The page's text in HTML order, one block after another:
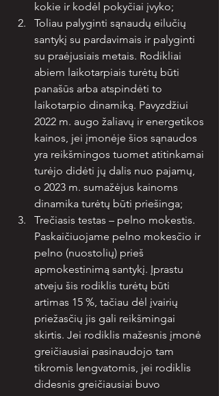
kokie ir kodėl pokyčiai įvyko;
Toliau palyginti sąnaudų eilučių
santykį su pardavimais ir palyginti
su praėjusiais metais. Rodikliai
abiem laikotarpiais turėtų būti
panašūs arba atspindėti to
laikotarpio dinamiką. Pavyzdžiui
2022 m. augo žaliavų ir energetikos
kainos, jei įmonėje šios sąnaudos
yra reikšmingos tuomet atitinkamai
turėjo didėti jų dalis nuo pajamų,
o 2023 m. sumažėjus kainoms
dinamika turėtų būti priešinga;
Trečiasis testas – pelno mokestis.
Paskaičiuojame pelno mokesčio ir
pelno (nuostolių) prieš
apmokestinimą santykį. Įprastu
atveju šis rodiklis turėtų būti
artimas 15 %, tačiau dėl įvairių
priežasčių jis gali reikšmingai
skirtis. Jei rodiklis mažesnis įmonė
greičiausiai pasinaudojo tam
tikromis lengvatomis, jei rodiklis
didesnis greičiausiai buvo